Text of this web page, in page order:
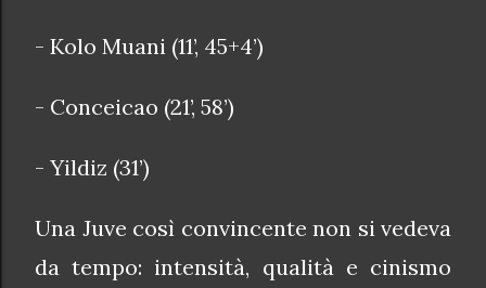
- Kolo Muani (11’, 45+4’)
- Conceicao (21’, 58’)
- Yildiz (31’)
Una Juve così convincente non si vedeva
da tempo: intensità, qualità e cinismo